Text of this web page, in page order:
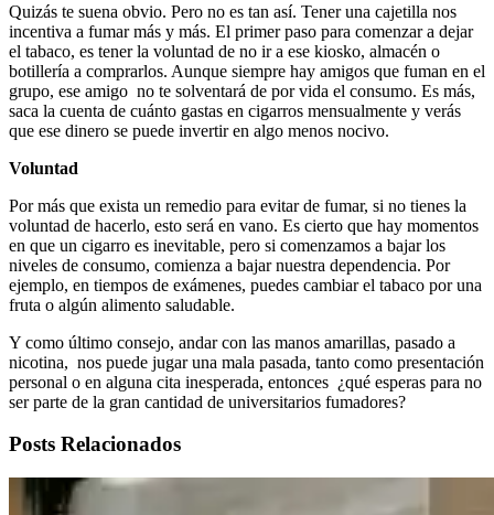
Quizás te suena obvio. Pero no es tan así. Tener una cajetilla nos
incentiva a fumar más y más. El primer paso para comenzar a dejar
el tabaco, es tener la voluntad de no ir a ese kiosko, almacén o
botillería a comprarlos. Aunque siempre hay amigos que fuman en el
grupo, ese amigo no te solventará de por vida el consumo. Es más,
saca la cuenta de cuánto gastas en cigarros mensualmente y verás
que ese dinero se puede invertir en algo menos nocivo.
Voluntad
Por más que exista un remedio para evitar de fumar, si no tienes la
voluntad de hacerlo, esto será en vano. Es cierto que hay momentos
en que un cigarro es inevitable, pero si comenzamos a bajar los
niveles de consumo, comienza a bajar nuestra dependencia. Por
ejemplo, en tiempos de exámenes, puedes cambiar el tabaco por una
fruta o algún alimento saludable.
Y como último consejo, andar con las manos amarillas, pasado a
nicotina, nos puede jugar una mala pasada, tanto como presentación
personal o en alguna cita inesperada, entonces ¿qué esperas para no
ser parte de la gran cantidad de universitarios fumadores?
Posts Relacionados